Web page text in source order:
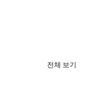
전체 보기